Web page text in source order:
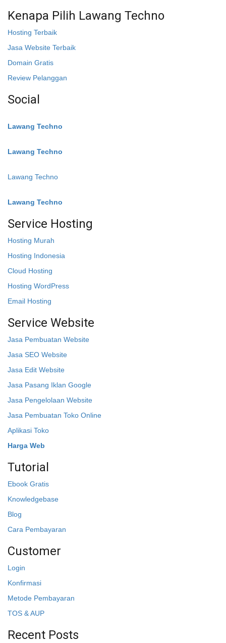
Kenapa Pilih Lawang Techno
Hosting Terbaik
Jasa Website Terbaik
Domain Gratis
Review Pelanggan
Social
Lawang Techno
Lawang Techno
Lawang Techno
Lawang Techno
Service Hosting
Hosting Murah
Hosting Indonesia
Cloud Hosting
Hosting WordPress
Email Hosting
Service Website
Jasa Pembuatan Website
Jasa SEO Website
Jasa Edit Website
Jasa Pasang Iklan Google
Jasa Pengelolaan Website
Jasa Pembuatan Toko Online
Aplikasi Toko
Harga Web
Tutorial
Ebook Gratis
Knowledgebase
Blog
Cara Pembayaran
Customer
Login
Konfirmasi
Metode Pembayaran
TOS & AUP
Recent Posts